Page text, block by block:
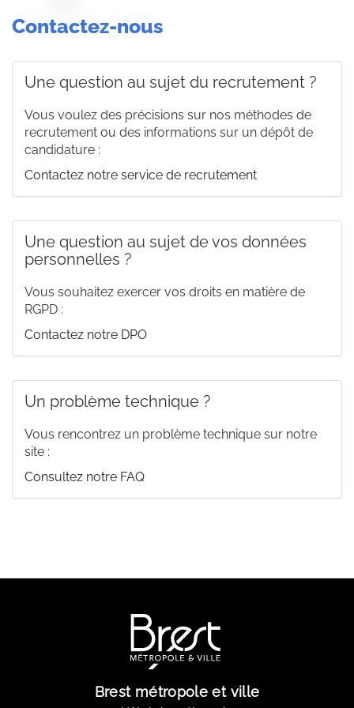
contactez-nous
Une question au sujet du recrutement ?
Vous voulez des précisions sur nos méthodes de
recrutement ou des informations sur un dépôt de
candidature :
Contactez notre service de recrutement
Une question au sujet de vos données
personnelles ?
Vous souhaitez exercer vos droits en matière de
RGPD :
Contactez notre DPO
Un problème technique ?
Vous rencontrez un problème technique sur notre
site :
Consultez notre FAQ
Brest métropole et ville